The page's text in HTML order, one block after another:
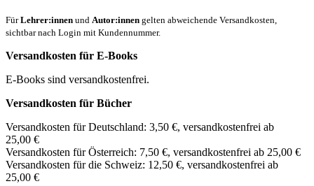
FürLehrer:innen und Autor:innen gelten abweichende Versandkosten,
sichtbar nach Login mit Kundennummer.
Versandkosten für E-Books
E-Books sind versandkostenfrei.
Versandkosten für Bücher
Versandkosten für Deutschland: 3,50 €, versandkostenfrei ab
25,00 €
Versandkosten für Österreich: 7,50 €, versandkostenfrei ab 25,00 €
Versandkosten für die Schweiz: 12,50 €, versandkostenfrei ab
25,00 €